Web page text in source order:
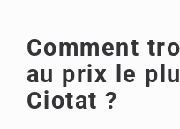
Comment
au prix le
Ciotat ?